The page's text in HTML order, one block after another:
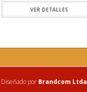
VER DETALLES
por Brandcom Ltda